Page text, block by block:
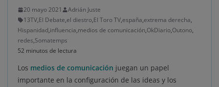
20 mayo 2021
Adrián Juste
13TV,El Debate,el diestro,El Toro TV,españa,extrema derecha,
Hispanidad,influencia,medios de comunicación,OkDiario,Outono,
redes,Somatemps
52 minutos de lectura
Los medios de comunicación juegan un papel
importante en la configuración de las ideas y los